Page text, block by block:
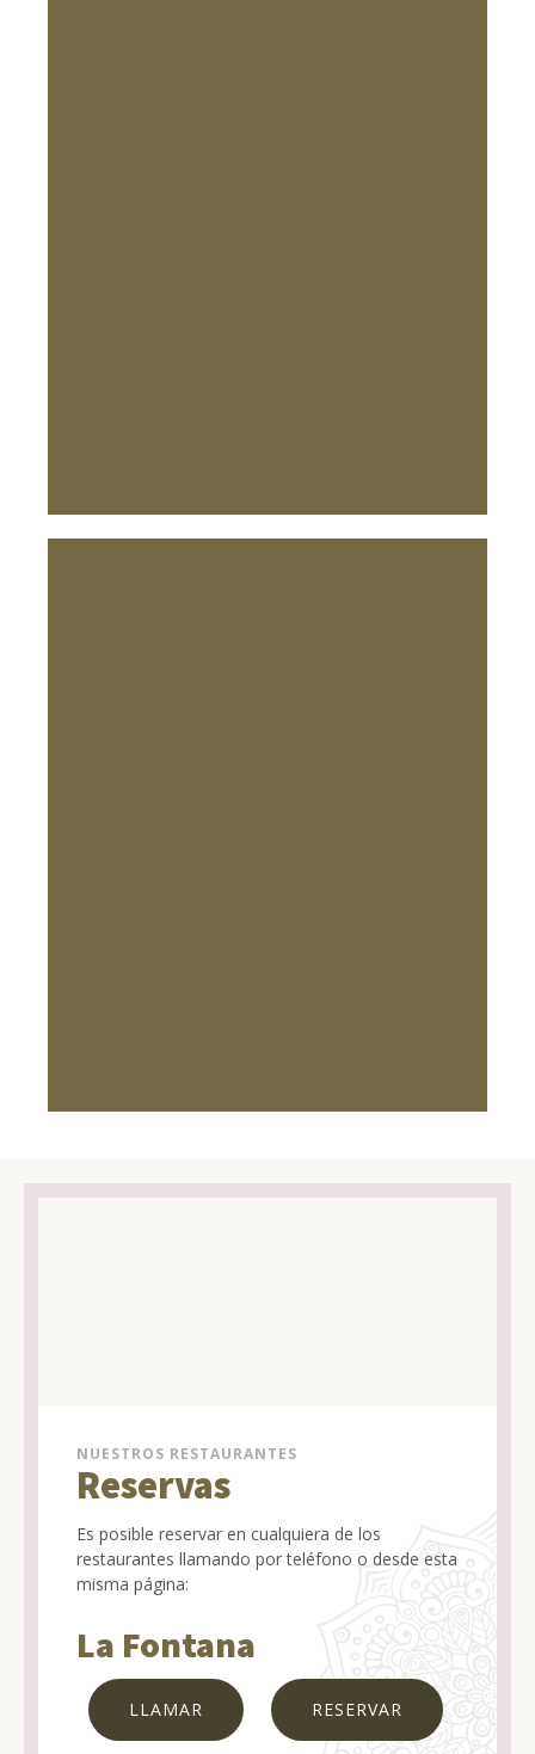
NUESTROS RESTAURANTES
Reservas
Es posible reservar en cualquiera de los
restaurantes llamando por teléfono o desde esta
misma página:
La Fontana
LLAMAR RESERVAR